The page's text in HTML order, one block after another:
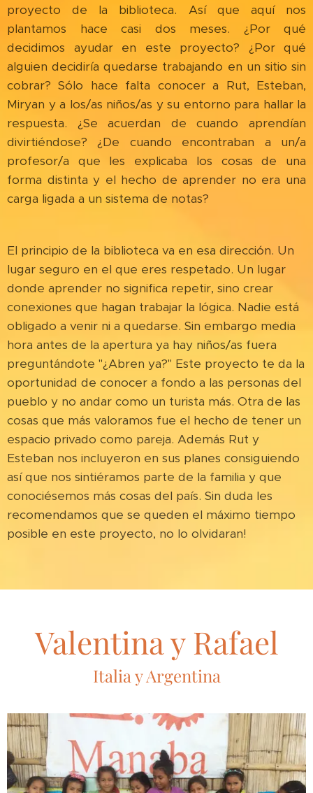
proyecto de la biblioteca. Así que aquí nos
plantamos hace casi dos meses. ¿Por qué
decidimos ayudar en este proyecto? ¿Por qué
alguien decidiría quedarse trabajando en un sitio sin
cobrar? Sólo hace falta conocer a Rut, Esteban,
Miryan y a los/as niños/as y su entorno para hallar la
respuesta. ¿Se acuerdan de cuando aprendían
divirtiéndose? ¿De cuando encontraban a un/a
profesor/a que les explicaba los cosas de una
forma distinta y el hecho de aprender no era una
carga ligada a un sistema de notas?
El principio de la biblioteca va en esa dirección. Un
lugar seguro en el que eres respetado. Un lugar
donde aprender no significa repetir, sino crear
conexiones que hagan trabajar la lógica. Nadie está
obligado a venir ni a quedarse. Sin embargo media
hora antes de la apertura ya hay niños/as fuera
preguntándote "¿Abren ya?" Este proyecto te da la
oportunidad de conocer a fondo a las personas del
pueblo y no andar como un turista más. Otra de las
cosas que más valoramos fue el hecho de tener un
espacio privado como pareja. Además Rut y
Esteban nos incluyeron en sus planes consiguiendo
así que nos sintiéramos parte de la familia y que
conociésemos más cosas del país. Sin duda les
recomendamos que se queden el máximo tiempo
posible en este proyecto, no lo olvidaran!
Valentina y Rafael
Italia y Argentina